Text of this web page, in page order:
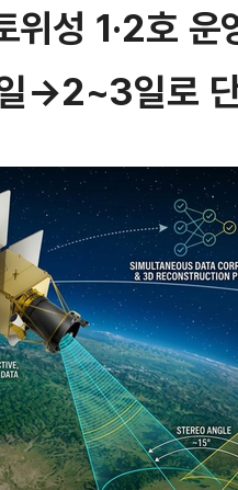
위성 1·2호
→2~3일로